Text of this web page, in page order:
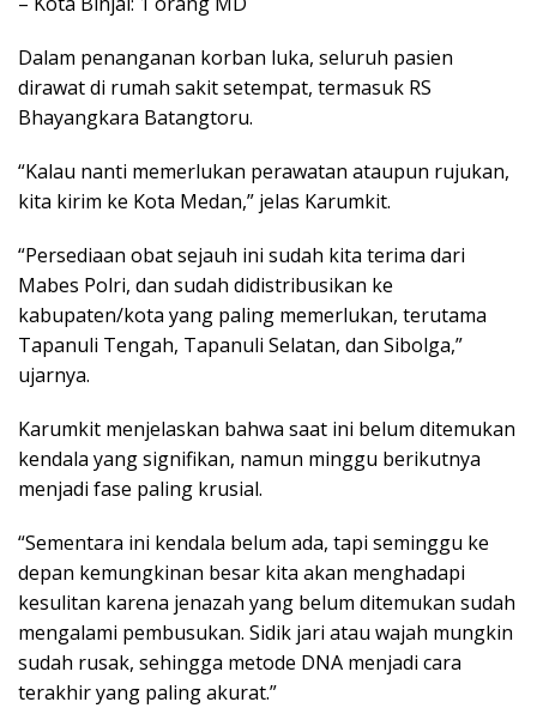
Dalam penanganan korban luka, seluruh pasien
dirawat di rumah sakit setempat, termasuk RS
Bhayangkara Batangtoru.
“Kalau nanti memerlukan perawatan ataupun rujukan,
kita kirim ke Kota Medan,” jelas Karumkit.
“Persediaan obat sejauh ini sudah kita terima dari
Mabes Polri, dan sudah didistribusikan ke
kabupaten/kota yang paling memerlukan, terutama
Tapanuli Tengah, Tapanuli Selatan, dan Sibolga,”
ujarnya.
Karumkit menjelaskan bahwa saat ini belum ditemukan
kendala yang signifikan, namun minggu berikutnya
menjadi fase paling krusial.
“Sementara ini kendala belum ada, tapi seminggu ke
depan kemungkinan besar kita akan menghadapi
kesulitan karena jenazah yang belum ditemukan sudah
mengalami pembusukan. Sidik jari atau wajah mungkin
sudah rusak, sehingga metode DNA menjadi cara
terakhir yang paling akurat.”